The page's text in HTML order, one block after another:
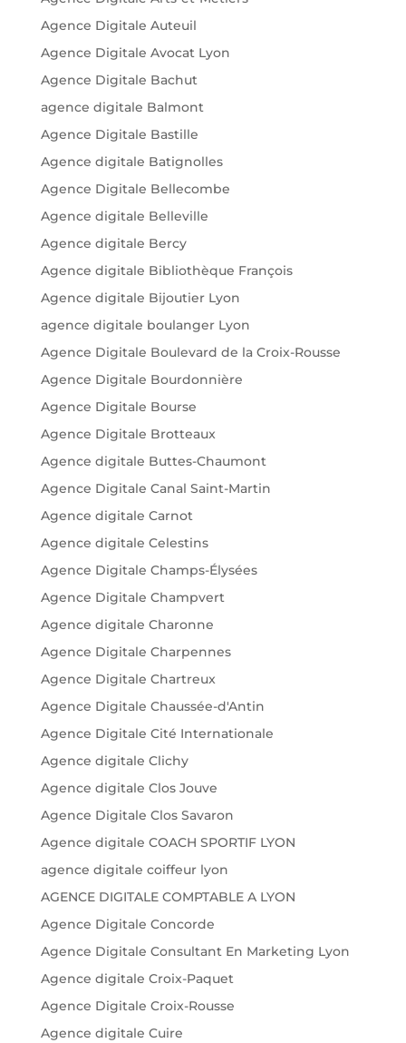
Agence Digitale Auteuil
Agence Digitale Avocat Lyon
Agence Digitale Bachut
agence digitale Balmont
Agence Digitale Bastille
Agence digitale Batignolles
Agence Digitale Bellecombe
Agence digitale Belleville
Agence digitale Bercy
Agence digitale Bibliothèque François
Agence digitale Bijoutier Lyon
agence digitale boulanger Lyon
Agence Digitale Boulevard de la Croix-Rousse
Agence Digitale Bourdonnière
Agence Digitale Bourse
Agence Digitale Brotteaux
Agence digitale Buttes-Chaumont
Agence Digitale Canal Saint-Martin
Agence digitale Carnot
Agence digitale Celestins
Agence Digitale Champs-Élysées
Agence Digitale Champvert
Agence digitale Charonne
Agence Digitale Charpennes
Agence Digitale Chartreux
Agence Digitale Chaussée-d'Antin
Agence Digitale Cité Internationale
Agence digitale Clichy
Agence digitale Clos Jouve
Agence Digitale Clos Savaron
Agence digitale COACH SPORTIF LYON
agence digitale coiffeur lyon
AGENCE DIGITALE COMPTABLE A LYON
Agence Digitale Concorde
Agence Digitale Consultant En Marketing Lyon
Agence digitale Croix-Paquet
Agence Digitale Croix-Rousse
Agence digitale Cuire